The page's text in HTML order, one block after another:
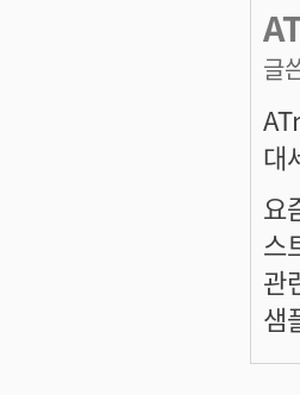
글
대
요
스
관
샘